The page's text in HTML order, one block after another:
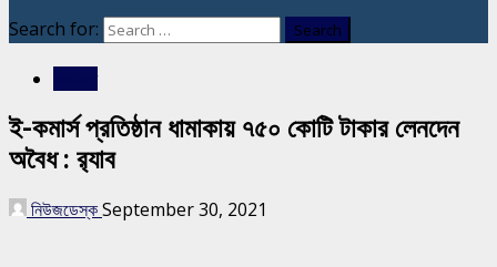
Search for:
ই-কমার্স প্রতিষ্ঠান ধামাকায় ৭৫০ কোটি টাকার লেনদেন
অবৈধ : র‍্যাব
নিউজডেস্কSeptember 30, 2021